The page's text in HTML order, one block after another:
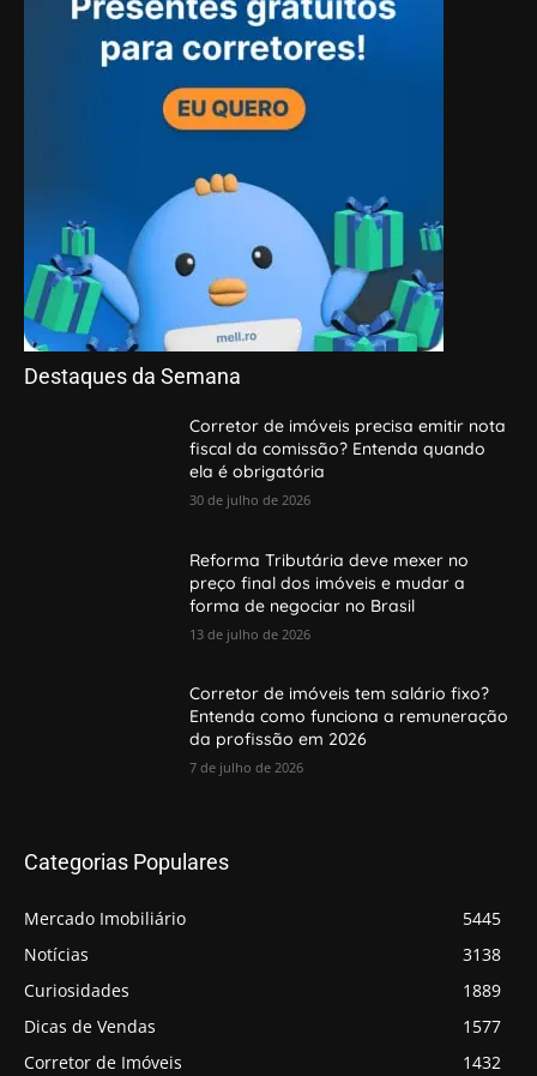
Destaques da Semana
Corretor de imóveis precisa emitir nota
fiscal da comissão? Entenda quando
ela é obrigatória
30 de julho de 2026
Reforma Tributária deve mexer no
preço final dos imóveis e mudar a
forma de negociar no Brasil
13 de julho de 2026
Corretor de imóveis tem salário fixo?
Entenda como funciona a remuneração
da profissão em 2026
7 de julho de 2026
Categorias Populares
Mercado Imobiliário
5445
Notícias
3138
Curiosidades
1889
Dicas de Vendas
1577
Corretor de Imóveis
1432